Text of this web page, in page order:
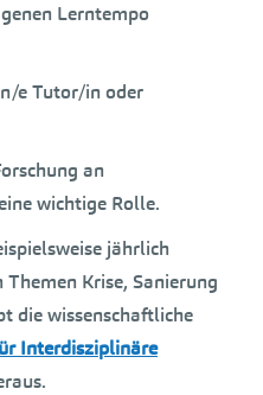
Lerntempo
e Tutor/in oder
an
wichtige Rolle.
jährlich
Themen Krise, Sanierung
die wissenschaftliche
Interdisziplinäre